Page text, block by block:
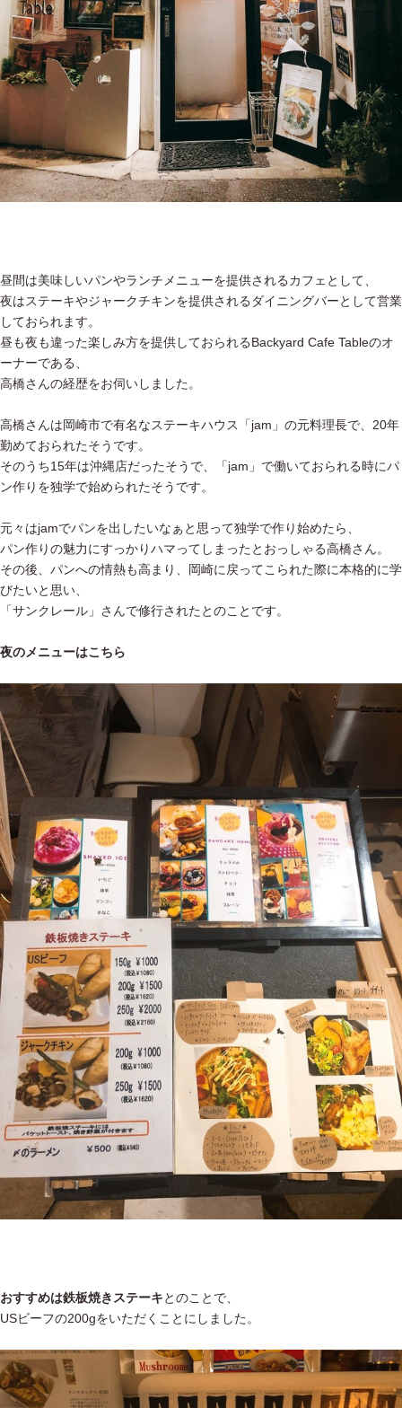
昼間は美味しいパンやランチメニューを提供されるカフェとして、
夜はステーキやジャークチキンを提供されるダイニングバーとして営業
しておられます。
昼も夜も違った楽しみ方を提供しておられるBackyard Cafe Tableのオ
ーナーである、
高橋さんの経歴をお伺いしました。
高橋さんは岡崎市で有名なステーキハウス「jam」の元料理長で、20年
勤めておられたそうです。
そのうち15年は沖縄店だったそうで、「jam」で働いておられる時にパ
ン作りを独学で始められたそうです。
元々はjamでパンを出したいなぁと思って独学で作り始めたら、
パン作りの魅力にすっかりハマってしまったとおっしゃる高橋さん。
その後、パンへの情熱も高まり、岡崎に戻ってこられた際に本格的に学
びたいと思い、
「サンクレール」さんで修行されたとのことです。
夜のメニューはこちら
おすすめは鉄板焼きステーキとのことで、
USビーフの200gをいただくことにしました。